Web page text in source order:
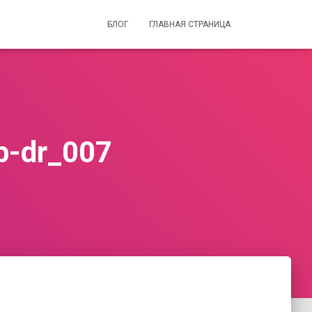
БЛОГ ГЛАВНАЯ СТРАНИЦА
dr_007